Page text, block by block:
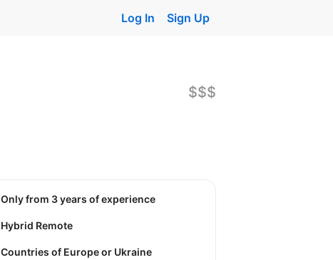
Log In Sign Up
$$$
Only from 3 years of experience
Hybrid Remote
Countries of Europe or Ukraine